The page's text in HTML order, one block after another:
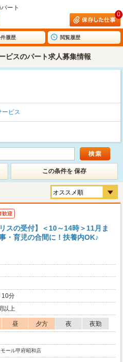
ート
0
履歴 閲覧履歴
ビスのパート求人募集情報
ービス
この条件を 保存
歓迎
スの受付】＜10～14時＞11月ま
・育児の合間に！扶養内OK♪
10分
以上
昼 夕方 夜
夜勤
ール甲府昭和店